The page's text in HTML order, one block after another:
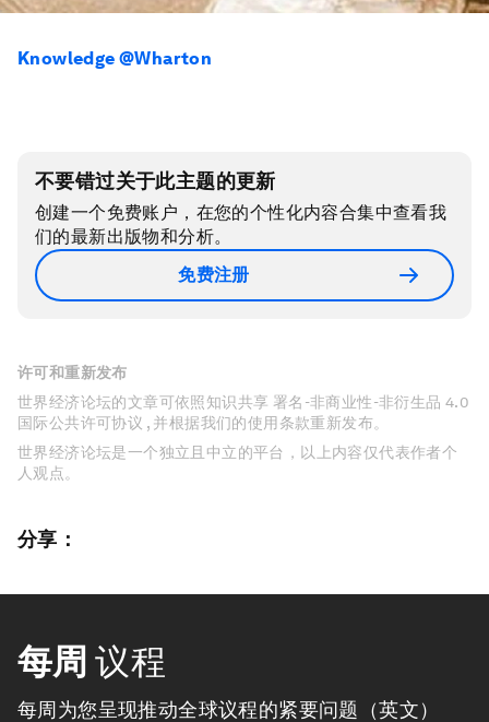
Knowledge @Wharton
不要错过关于此主题的更新
创建一个免费账户，在您的个性化内容合集中查看我
们的最新出版物和分析。
免费注册
许可和重新发布
世界经济论坛的文章可依照知识共享 署名-非商业性-非衍生品 4.0
国际公共许可协议 , 并根据我们的使用条款重新发布。
世界经济论坛是一个独立且中立的平台，以上内容仅代表作者个
人观点。
分享：
每周 议程
每周为您呈现推动全球议程的紧要问题（英文）